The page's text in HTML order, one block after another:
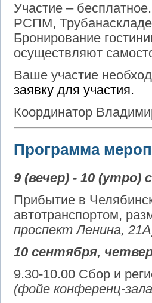
Участие –
РСПМ,
Бронирование
осуществляют
Ваше участие
заявку для участия.
Координатор
Программа
9 (вечер) - 10 (утро)
Прибытие в
автотранспортом,
проспект Ленина,
10 сентября,
9.30-10.00 Сбор и
(фойе конференц-